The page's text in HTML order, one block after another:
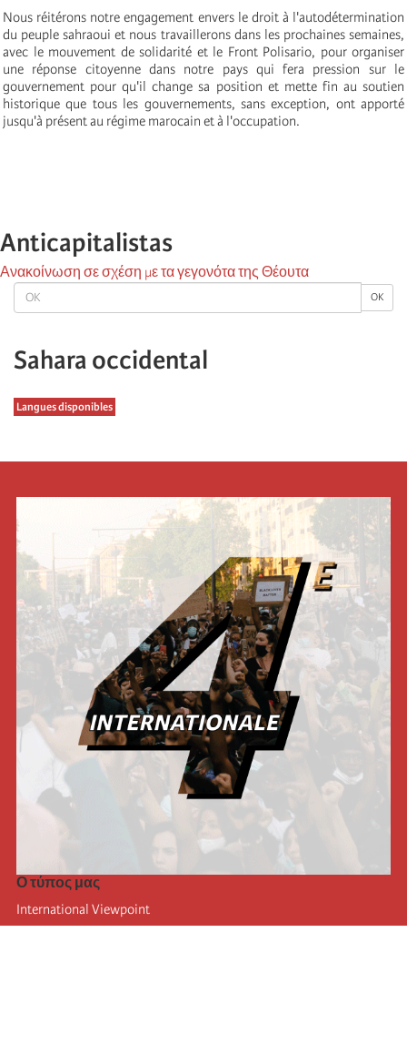
OK OK
Sahara occidental
Langues disponibles
Nous réitérons notre engagement envers le droit à l'autodétermination
du peuple sahraoui et nous travaillerons dans les prochaines semaines,
avec le mouvement de solidarité et le Front Polisario, pour organiser
une réponse citoyenne dans notre pays qui fera pression sur le
gouvernement pour qu'il change sa position et mette fin au soutien
historique que tous les gouvernements, sans exception, ont apporté
jusqu'à présent au régime marocain et à l'occupation.
Anticapitalistas
Ανακοίνωση σε σχέση με τα γεγονότα της Θέουτα
Ο τύπος μας
International Viewpoint